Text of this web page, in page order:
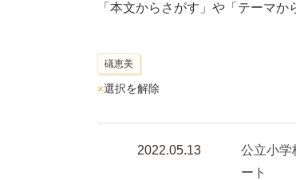
「本文からさがす」や「テーマ
礒恵美
×選択を解除
2022.05.13
公立小学
ート